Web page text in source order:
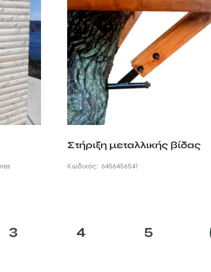
Στήριξη μεταλλικής βίδας
Κωδικός: 6456456541
3 4 5